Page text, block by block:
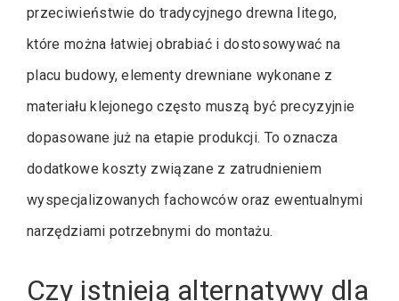
przeciwieństwie do tradycyjnego drewna litego,
które można łatwiej obrabiać i dostosowywać na
placu budowy, elementy drewniane wykonane z
materiału klejonego często muszą być precyzyjnie
dopasowane już na etapie produkcji. To oznacza
dodatkowe koszty związane z zatrudnieniem
wyspecjalizowanych fachowców oraz ewentualnymi
narzędziami potrzebnymi do montażu.
Czy istnieją alternatywy dla